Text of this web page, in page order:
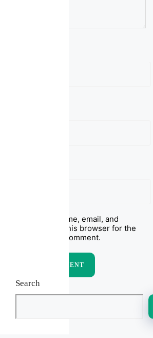
Save my name, email, and
website in this browser for the
next time I comment.
Search